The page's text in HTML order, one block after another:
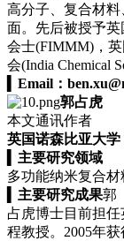
高分子、复合材
面。先后被授予英
会士(FIMMM)，
会(India Chemical
Email：
郭占虎
本文通讯作者
英国诺森比亚大学
主要研究领域
多功能纳米复合材
主要研究成果郭
占虎博士目前担
程教授。2005年